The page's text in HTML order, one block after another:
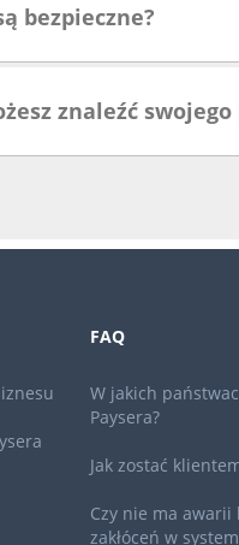
bezpieczne?
znaleźć
FAQ
W jakich
Paysera?
Jak zostać
Czy nie ma awarii
zakłóceń w